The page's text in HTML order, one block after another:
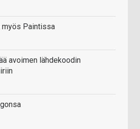
myös Paintissa
avoimen lähdekoodin